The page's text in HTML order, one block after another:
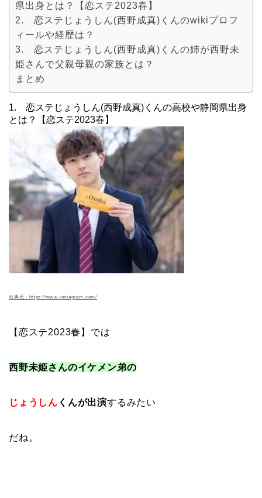
県出身とは？【恋ステ2023春】
2. 恋ステじょうしん(西野成真)くんのwikiプロフ
ィールや経歴は？
3. 恋ステじょうしん(西野成真)くんの姉が西野未
姫さんで父親母親の家族とは？
まとめ
1. 恋ステじょうしん(西野成真)くんの高校や静岡県出身
とは？【恋ステ2023春】
出典元：https://www.instagram.com/
【恋ステ2023春】では
西野未姫さんのイケメン弟の
じょうしん くんが出演するみたい
だね。